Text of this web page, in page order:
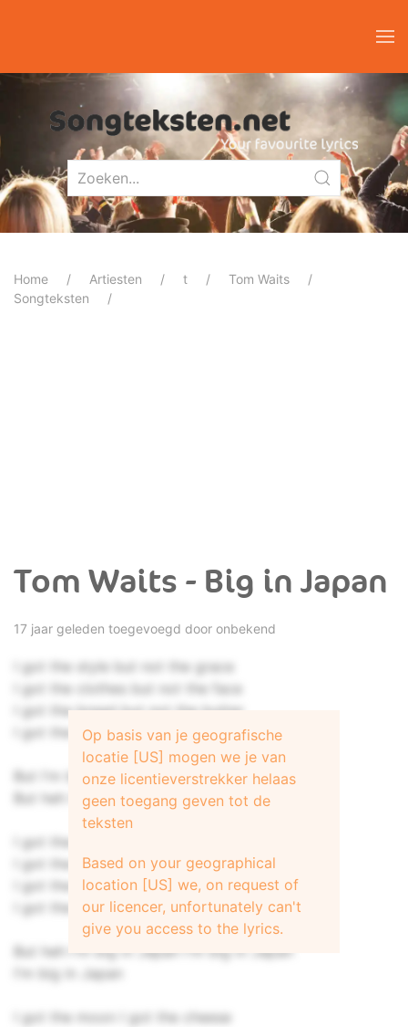
Home Artiesten t
Tom Waits
Songteksten
Tom Waits - Big in Japan
17 jaar geleden toegevoegd door onbekend
I got the style but not the grace
I got the clothes but not the face
I got the bread but not the butter
I got the winda but not the shutter
But I'm big in Japan I'm big in Japan
But heh I'm big in Japan
I got the house but not the deed
I got the horn but not the reed
I got the cards but not the luck
I got the wheel but not the truck
But heh I'm big in Japan I'm big in Japan
I'm big in Japan
I got the moon I got the cheese
Op basis van je geografische
locatie [US] mogen we je van
onze licentieverstrekker helaas
geen toegang geven tot de
teksten
Based on your geographical
location [US] we, on request of
our licencer, unfortunately can't
give you access to the lyrics.